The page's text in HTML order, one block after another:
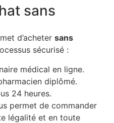
sans
d’acheter sans
sécurisé :
médical en ligne.
diplômé.
24 heures.
permet de commander
légalité et en toute